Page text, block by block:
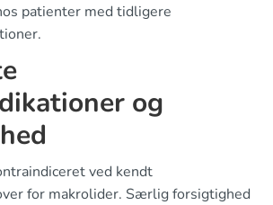
patienter med tidligere
og
ved kendt
for makrolider. Særlig forsigtighed